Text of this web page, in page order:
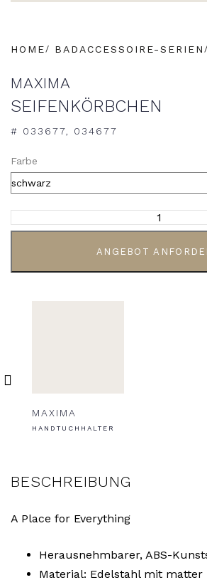
HOME BADACCESSOIRE-SERIEN
MAXIMA
SEIFENKÖRBCHEN
# 033677, 034677
Farbe
ANGEBOT
MAXIMA
HANDTUCHHALTER
BESCHREIBUNG
A Place for Everything
Herausnehmbarer, ABS-
Material: Edelstahl mit matter